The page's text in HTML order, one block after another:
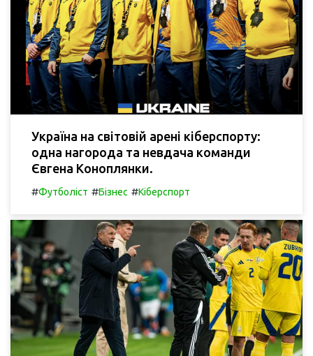
Україна на світовій арені кіберспорту:
одна нагорода та невдача команди
Євгена Коноплянки.
#Футболіст #Бізнес #Кіберспорт